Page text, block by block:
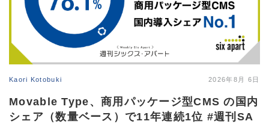
Kaori Kotobuki 2026年8月 6日
Movable Type、商用パッケージ型CMS の国内
シェア（数量ベース）で11年連続1位 #週刊SA